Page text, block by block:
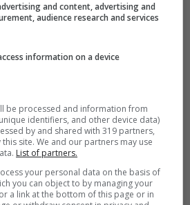
anche ->Belen e
and content, advertising and
audience research and services
information on a device
be processed and information from
identifiers, and other device data)
by and shared with 319 partners,
site. We and our partners may use
List of partners.
your personal data on the basis of
you can object to by managing your
a link at the bottom of this page or in